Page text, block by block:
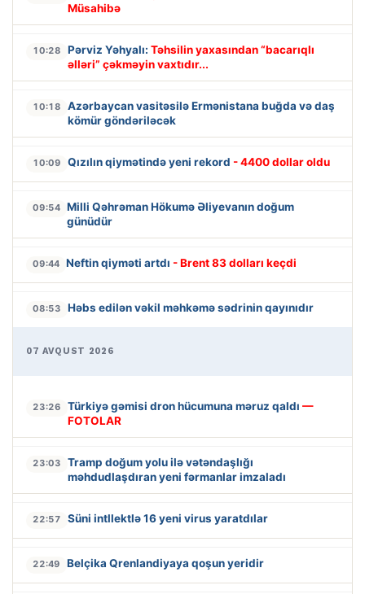
Müsahibə
10:28 Pərviz Yəhyalı: Təhsilin yaxasından “bacarıqlı
əlləri” çəkməyin vaxtıdır...
10:18
Azərbaycan vasitəsilə Ermənistana buğda və daş
kömür göndəriləcək
10:09 Qızılın qiymətində yeni rekord - 4400 dollar oldu
09:54 Milli Qəhrəman Hökumə Əliyevanın doğum
günüdür
09:44 Neftin qiyməti artdı - Brent 83 dolları keçdi
08:53 Həbs edilən vəkil məhkəmə sədrinin qayınıdır
07 AVQUST 2026
23:26 Türkiyə gəmisi dron hücumuna məruz qaldı —
FOTOLAR
23:03
Tramp doğum yolu ilə vətəndaşlığı
məhdudlaşdıran yeni fərmanlar imzaladı
22:57 Süni intllektlə 16 yeni virus yaratdılar
22:49 Belçika Qrenlandiyaya qoşun yeridir